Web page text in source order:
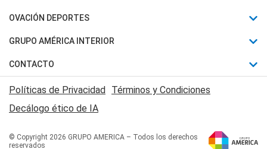
Política
Judiciales
Economia
Horóscopo
Motores
Trucos caseros
Series y Películas
Edictos y Solicitadas
OVACIÓN DEPORTES
Fútbol
Mundial
Automovilismo
Rugby
Básquet
GRUPO AMÉRICA INTERIOR
Canal 7 en Vivo
San Juan 8
CONTACTO
Acerca de Nosotros
Contactanos
Políticas de Privacidad Términos y Condiciones
Decálogo ético de IA
© Copyright 2026 GRUPO AMERICA – Todos los derechos
reservados